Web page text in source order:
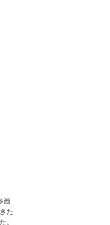
画
た
。